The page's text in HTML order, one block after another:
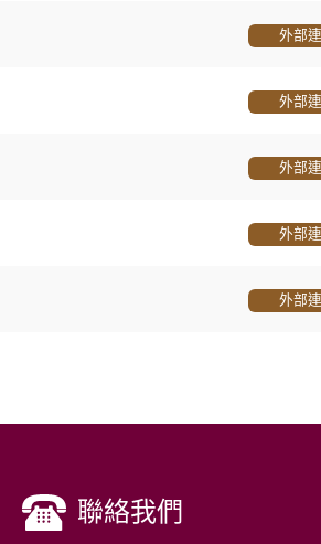
外部
外部
外部
外部
外部
聯絡我們